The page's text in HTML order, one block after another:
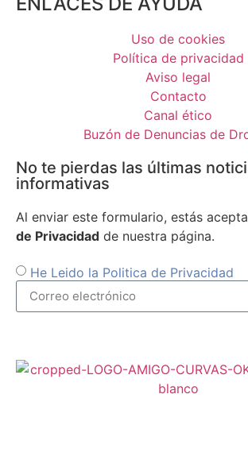
Uso de cookies
Política de privacidad
Aviso legal
Contacto
Canal ético
Buzón de Denuncias de
No te pierdas las últimas
informativas
Al enviar este formulario, estás
de Privacidad de nuestra página.
He Leido la Politica de Privacidad